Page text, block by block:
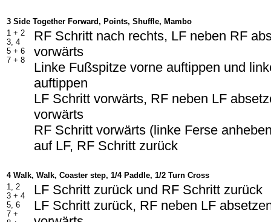
3 Side Together Forward, Points, Shuffle, Mambo
1 + 2
3, 4
5 + 6
7 + 8
RF Schritt nach rechts, LF neben RF
vorwärts
Linke Fußspitze vorne auftippen und
auftippen
LF Schritt vorwärts, RF neben LF
vorwärts
RF Schritt vorwärts (linke Ferse
auf LF, RF Schritt zurück
4 Walk, Walk, Coaster step, 1/4 Paddle, 1/2 Turn Cross
1, 2
3 + 4
5, 6
7 +
LF Schritt zurück und RF Schritt zurück
LF Schritt zurück, RF neben LF